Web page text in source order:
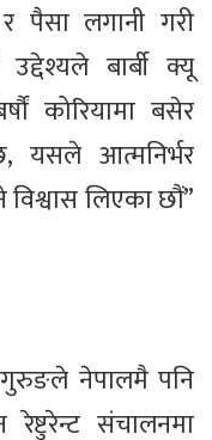
पैसा लगानी गरी
बार्बी क्यू
कोरियामा बसेर
यसले आत्मनिर्भर
विश्वास लिएका छौं”
गुरुङले नेपालमै पनि
संचालनमा